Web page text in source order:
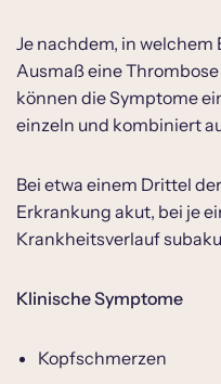
Je nachdem, in welchem
Ausmaß eine
können die Symptome
einzeln und kombiniert
Bei etwa einem Drittel
Erkrankung akut, bei je
Krankheitsverlauf
Klinische Symptome
Kopfschmerzen